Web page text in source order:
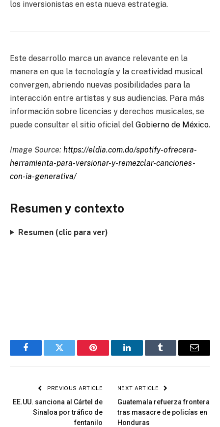
los inversionistas en esta nueva estrategia.
Este desarrollo marca un avance relevante en la
manera en que la tecnología y la creatividad musical
convergen, abriendo nuevas posibilidades para la
interacción entre artistas y sus audiencias. Para más
información sobre licencias y derechos musicales, se
puede consultar el sitio oficial del Gobierno de México.
Image Source: https://eldia.com.do/spotify-ofrecera-
herramienta-para-versionar-y-remezclar-canciones-
con-ia-generativa/
Resumen y contexto
Resumen (clic para ver)
FacebookTwitter Pinterest LinkedInTumblr Email
PREVIOUS ARTICLE
EE.UU. sanciona al Cártel de
Sinaloa por tráfico de
fentanilo
NEXT ARTICLE
Guatemala refuerza frontera
tras masacre de policías en
Honduras